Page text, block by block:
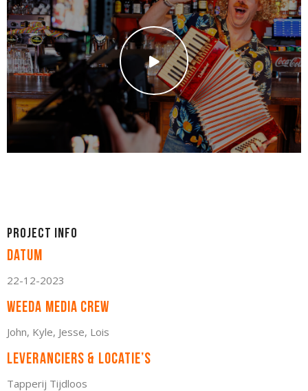
Project Info
Datum
22-12-2023
Weeda Media Crew
John, Kyle, Jesse, Lois
Leveranciers & Locatie’s
Tapperij Tijdloos